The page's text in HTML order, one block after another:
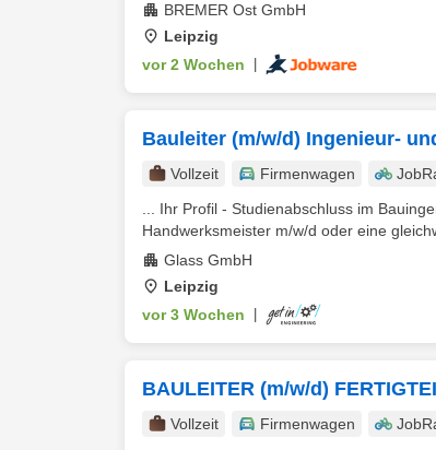
BREMER Ost GmbH
Leipzig
vor 2 Wochen
Bauleiter (m/w/d) Ingenieur-
Vollzeit Firmenwagen
... Ihr Profil - Studienabschluss im
Handwerksmeister m/w/d oder eine
Glass GmbH
Leipzig
vor 3 Wochen
BAULEITER (m/w/d)
Vollzeit Firmenwagen